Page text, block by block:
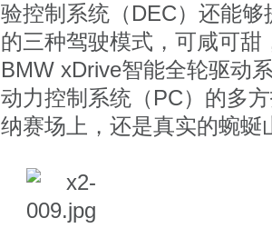
验控制系统（DEC）还能
的三种驾驶模式，可咸可
BMW xDrive智能全轮驱动
动力控制系统（PC）的多
纳赛场上，还是真实的蜿